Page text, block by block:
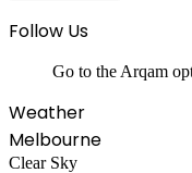
Follow Us
Go to the Arqam
Weather
Melbourne
Clear Sky